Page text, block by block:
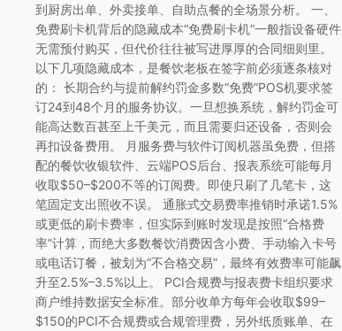
到厨房出单、外卖接单、自助点餐的全场景分析。 一、
免费刷卡机背后的隐藏成本“免费刷卡机”一般指设备硬件
无需预付购买，但代价往往被写进厚厚的合同细则里。
以下几项隐藏成本，是餐饮老板在签字前必须逐条核对
的： 长期合约与提前解约罚金多数“免费”POS机要求签
订24到48个月的服务协议。一旦想换系统，解约罚金可
能高达数百甚至上千美元，而且需要归还设备，否则会
再扣设备费用。 月服务费与软件订阅机器虽免费，但搭
配的餐饮收银软件、云端POS后台、报表系统可能每月
收取$50–$200不等的订阅费。即使只刷了几笔卡，这
笔固定支出照收不误。 通胀式交易费率推销时承诺1.5%
或更低的刷卡费率，但实际到账时发现是按照“合格费
率”计算，而绝大多数餐饮消费因含小费、手动输入卡号
或电话订餐，被划为“不合格交易”，最终有效费率可能飙
升至2.5%–3.5%以上。 PCI合规费与报表费卡组织要求
商户维持数据安全标准。部分收单方每年会收取$99–
$150的PCI不合规费或合规管理费，另外纸质账单、在